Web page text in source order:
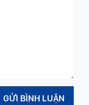
GỬI BÌNH LUẬN